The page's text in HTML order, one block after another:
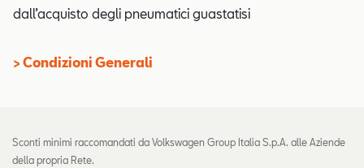
dall’acquisto degli pneumatici guastatisi
> Condizioni Generali
Sconti minimi raccomandati da Volkswagen Group Italia S.p.A. alle Aziende
della propria Rete.